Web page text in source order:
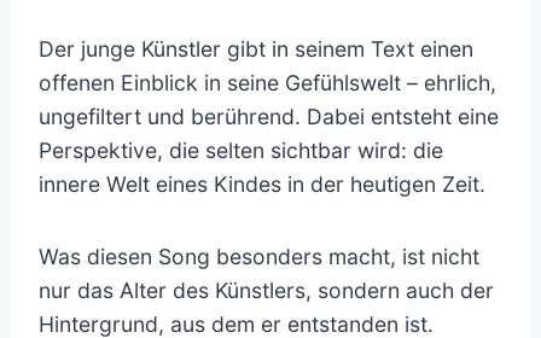
Der junge Künstler gibt in seinem Text einen
offenen Einblick in seine Gefühlswelt – ehrlich,
ungefiltert und berührend. Dabei entsteht eine
Perspektive, die selten sichtbar wird: die
innere Welt eines Kindes in der heutigen Zeit.
Was diesen Song besonders macht, ist nicht
nur das Alter des Künstlers, sondern auch der
Hintergrund, aus dem er entstanden ist.